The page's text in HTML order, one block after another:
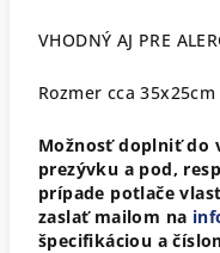
VHODNÝ AJ PRE
Rozmer cca 35x25cm
Možnosť doplniť do
prezývku a pod,
prípade potlače
zaslať mailom na
špecifikáciou a